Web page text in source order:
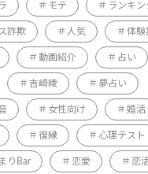
モテ ランキン
詐欺 人気 体験
動画紹介 占い
吉崎綾 夢占い
女性向け 婚活
復縁 心理テスト
りBar 恋愛 恋